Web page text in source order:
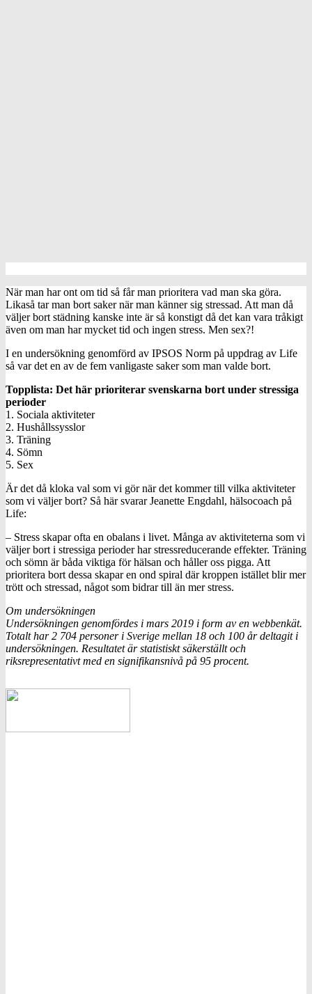
När man har ont om tid så får man prioritera vad man ska göra.
Likaså tar man bort saker när man känner sig stressad. Att man då
väljer bort städning kanske inte är så konstigt då det kan vara tråkigt
även om man har mycket tid och ingen stress. Men sex?!
I en undersökning genomförd av IPSOS Norm på uppdrag av Life
så var det en av de fem vanligaste saker som man valde bort.
Topplista: Det här prioriterar svenskarna bort under stressiga
perioder
1. Sociala aktiviteter
2. Hushållssysslor
3. Träning
4. Sömn
5. Sex
Är det då kloka val som vi gör när det kommer till vilka aktiviteter
som vi väljer bort? Så här svarar Jeanette Engdahl, hälsocoach på
Life:
– Stress skapar ofta en obalans i livet. Många av aktiviteterna som vi
väljer bort i stressiga perioder har stressreducerande effekter. Träning
och sömn är båda viktiga för hälsan och håller oss pigga. Att
prioritera bort dessa skapar en ond spiral där kroppen istället blir mer
trött och stressad, något som bidrar till än mer stress.
Om undersökningen
Undersökningen genomfördes i mars 2019 i form av en webbenkät.
Totalt har 2 704 personer i Sverige mellan 18 och 100 år deltagit i
undersökningen. Resultatet är statistiskt säkerställt och
riksrepresentativt med en signifikansnivå på 95 procent.